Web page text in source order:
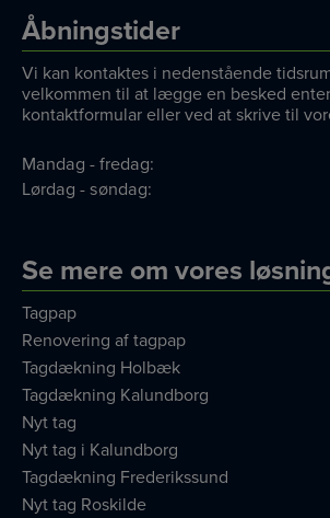
Åbningstider
Vi kan kontaktes i nedenstående
velkommen til at lægge en besked
kontaktformular eller ved at skrive til
Mandag - fredag:
Lørdag - søndag:
Se mere om vores
Tagpap
Renovering af tagpap
Tagdækning Holbæk
Tagdækning Kalundborg
Nyt tag
Nyt tag i Kalundborg
Tagdækning Frederikssund
Nyt tag Roskilde